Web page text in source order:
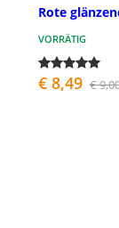
Rote
VORRÄTIG
€ 8,49 €